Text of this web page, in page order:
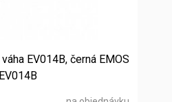
EV014B, černá EMOS
EV014B